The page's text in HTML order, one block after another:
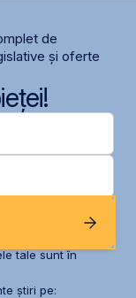
de
și oferte
tale sunt în
știri pe: